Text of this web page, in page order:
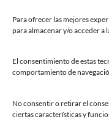
Para ofrecer las mejores
para almacenar y/o acceder
El consentimiento de estas
comportamiento de
No consentir o retirar el
ciertas características y
SEDES
Sede